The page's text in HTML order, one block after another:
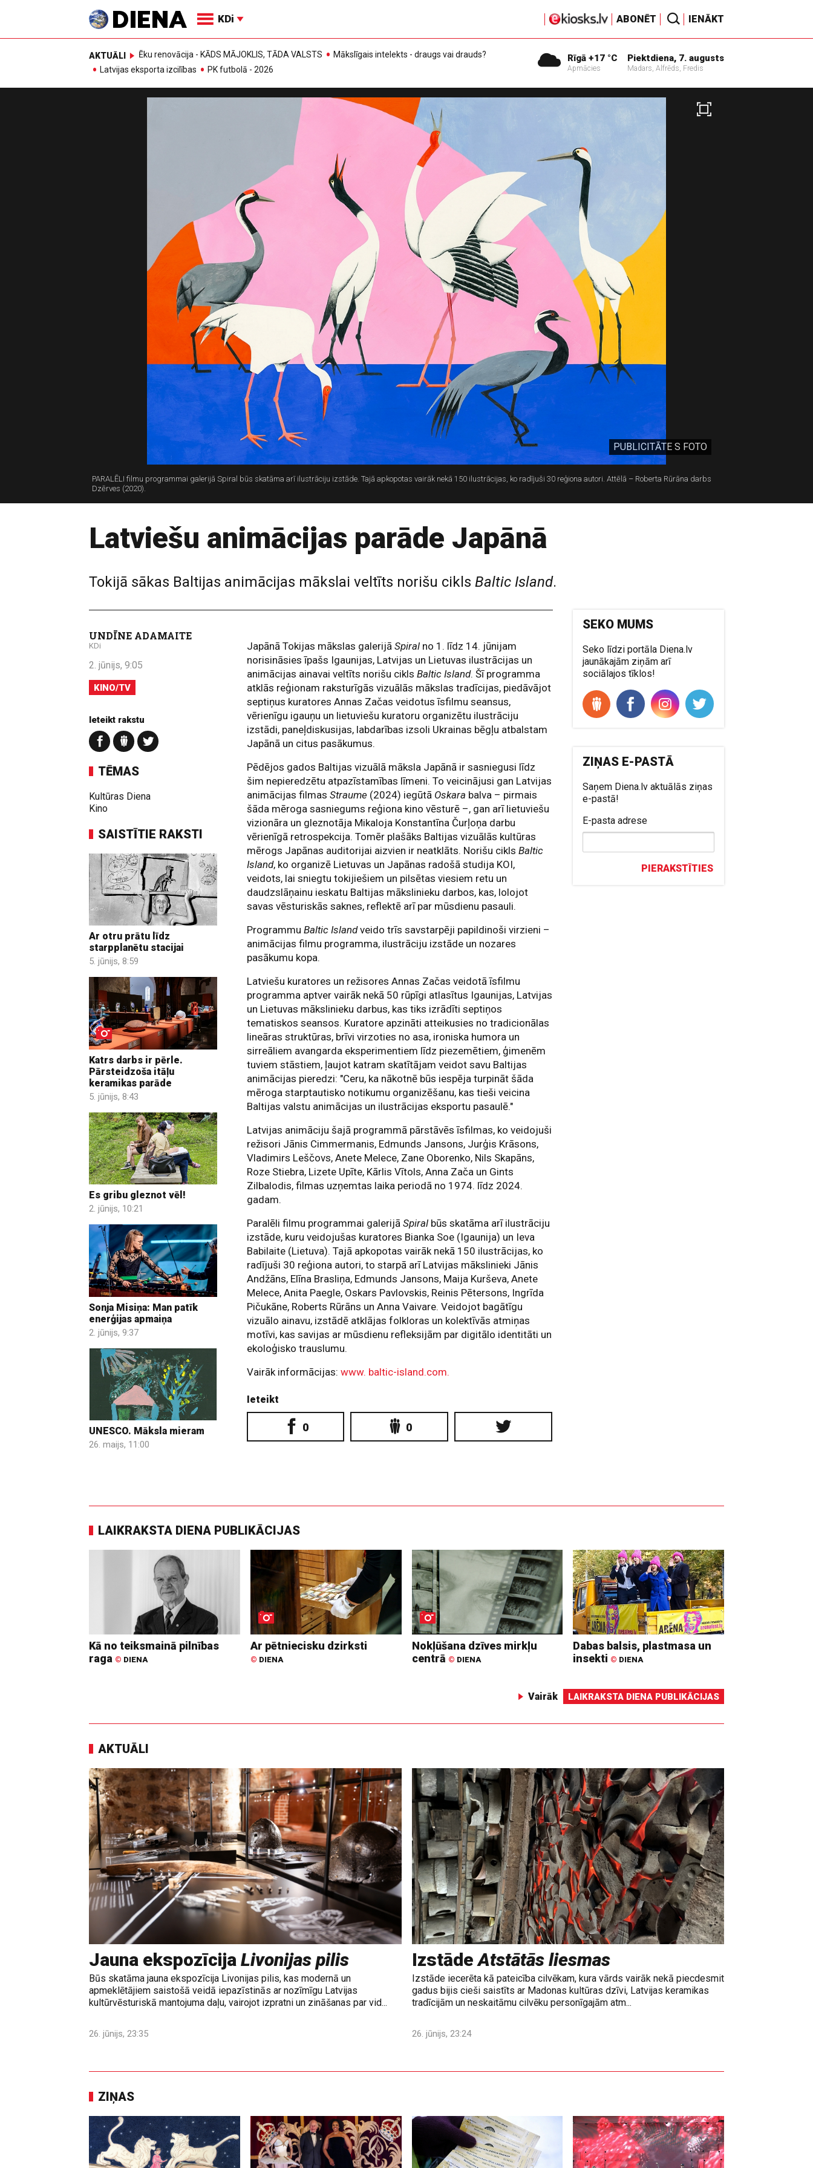
KDi ABONĒT IENĀKT
AKTUĀLI Ēku renovācija - KĀDS MĀJOKLIS, TĀDA VALSTS
Mākslīgais intelekts - draugs vai drauds?
Latvijas eksporta izcilības
PK futbolā - 2026
Rīgā +17 °C
Apmācies
Piektdiena, 7. augusts
Madars, Alfrēds, Fredis
PUBLICITĀTE S FOTO
PARALĒLI filmu programmai galerijā Spiral būs skatāma arī ilustrāciju izstāde. Tajā apkopotas vairāk nekā 150 ilustrācijas, ko radījuši 30 reģiona autori. Attēlā – Roberta Rūrāna darbs
Dzērves (2020).
Latviešu animācijas parāde Japānā
Tokijā sākas Baltijas animācijas mākslai veltīts norišu cikls Baltic Island.
UNDĪNE ADAMAITE
KDi
2. jūnijs, 9:05
KINO/TV
Ieteikt rakstu
TĒMAS
Kultūras Diena
Kino
SAISTĪTIE RAKSTI
Ar otru prātu līdz
starpplanētu stacijai
5. jūnijs, 8:59
Katrs darbs ir pērle.
Pārsteidzoša itāļu
keramikas parāde
5. jūnijs, 8:43
Es gribu gleznot vēl!
2. jūnijs, 10:21
Sonja Misiņa: Man patīk
enerģijas apmaiņa
2. jūnijs, 9:37
UNESCO. Māksla mieram
26. maijs, 11:00
Japānā Tokijas mākslas galerijāSpiral no 1. līdz 14. jūnijam
norisināsies īpašs Igaunijas, Latvijas un Lietuvas ilustrācijas un
animācijas ainavai veltīts norišu ciklsBaltic Island. Šī programma
atklās reģionam raksturīgās vizuālās mākslas tradīcijas, piedāvājot
septiņus kuratores Annas Začas veidotus īsfilmu seansus,
vērienīgu igauņu un lietuviešu kuratoru organizētu ilustrāciju
izstādi, paneļdiskusijas, labdarības izsoli Ukrainas bēgļu atbalstam
Japānā un citus pasākumus.
Pēdējos gados Baltijas vizuālā māksla Japānā ir sasniegusi līdz
šim nepieredzētu atpazīstamības līmeni. To veicinājusi gan Latvijas
animācijas filmasStraume (2024) iegūtā Oskara balva – pirmais
šāda mēroga sasniegums reģiona kino vēsturē –, gan arī lietuviešu
vizionāra un gleznotāja Mikaloja Konstantīna Čurļoņa darbu
vērienīgā retrospekcija. Tomēr plašāks Baltijas vizuālās kultūras
mērogs Japānas auditorijai aizvien ir neatklāts. Norišu ciklsBaltic
Island, ko organizē Lietuvas un Japānas radošā studija KOI,
veidots, lai sniegtu tokijiešiem un pilsētas viesiem retu un
daudzslāņainu ieskatu Baltijas mākslinieku darbos, kas, lolojot
savas vēsturiskās saknes, reflektē arī par mūsdienu pasauli.
ProgrammuBaltic Islandveido trīs savstarpēji papildinoši virzieni –
animācijas filmu programma, ilustrāciju izstāde un nozares
pasākumu kopa.
Latviešu kuratores un režisores Annas Začas veidotā īsfilmu
programma aptver vairāk nekā 50 rūpīgi atlasītus Igaunijas, Latvijas
un Lietuvas mākslinieku darbus, kas tiks izrādīti septiņos
tematiskos seansos. Kuratore apzināti atteikusies no tradicionālas
lineāras struktūras, brīvi virzoties no asa, ironiska humora un
sirreāliem avangarda eksperimentiem līdz piezemētiem, ģimenēm
tuviem stāstiem, ļaujot katram skatītājam veidot savu Baltijas
animācijas pieredzi: "Ceru, ka nākotnē būs iespēja turpināt šāda
mēroga starptautisko notikumu organizēšanu, kas tieši veicina
Baltijas valstu animācijas un ilustrācijas eksportu pasaulē."
Latvijas animāciju šajā programmā pārstāvēs īsfilmas, ko veidojuši
režisori Jānis Cimmermanis, Edmunds Jansons, Jurģis Krāsons,
Vladimirs Leščovs, Anete Melece, Zane Oborenko, Nils Skapāns,
Roze Stiebra, Lizete Upīte, Kārlis Vītols, Anna Zača un Gints
Zilbalodis, filmas uzņemtas laika periodā no 1974. līdz 2024.
gadam.
Paralēli filmu programmai galerijāSpiral būs skatāma arī ilustrāciju
izstāde, kuru veidojušas kuratores Bianka Soe (Igaunija) un Ieva
Babilaite (Lietuva). Tajā apkopotas vairāk nekā 150 ilustrācijas, ko
radījuši 30 reģiona autori, to starpā arī Latvijas mākslinieki Jānis
Andžāns, Elīna Brasliņa, Edmunds Jansons, Maija Kurševa, Anete
Melece, Anita Paegle, Oskars Pavlovskis, Reinis Pētersons, Ingrīda
Pičukāne, Roberts Rūrāns un Anna Vaivare. Veidojot bagātīgu
vizuālo ainavu, izstādē atklājas folkloras un kolektīvās atmiņas
motīvi, kas savijas ar mūsdienu refleksijām par digitālo identitāti un
ekoloģisko trauslumu.
Vairāk informācijas: www. baltic-island.com.
Ieteikt
0 0
SEKO MUMS
Seko līdzi portāla Diena.lv
jaunākajām ziņām arī
sociālajos tīklos!
ZIŅAS E-PASTĀ
Saņem Diena.lv aktuālās ziņas
e-pastā!
E-pasta adrese
PIERAKSTĪTIES
LAIKRAKSTA DIENA PUBLIKĀCIJAS
Kā no teiksmainā pilnības
raga © DIENA
Ar pētniecisku dzirksti
© DIENA
Nokļūšana dzīves mirkļu
centrā © DIENA
Dabas balsis, plastmasa un
insekti © DIENA
Vairāk LAIKRAKSTA DIENA PUBLIKĀCIJAS
AKTUĀLI
Jauna ekspozīcija Livonijas pilis
Būs skatāma jauna ekspozīcija Livonijas pilis, kas modernā un
apmeklētājiem saistošā veidā iepazīstinās ar nozīmīgu Latvijas
kultūrvēsturiskā mantojuma daļu, vairojot izpratni un zināšanas par vid...
26. jūnijs, 23:35
IzstādeAtstātās liesmas
Izstāde iecerēta kā pateicība cilvēkam, kura vārds vairāk nekā piecdesmit
gadus bijis cieši saistīts ar Madonas kultūras dzīvi, Latvijas keramikas
tradīcijām un neskaitāmu cilvēku personīgajām atm...
26. jūnijs, 23:24
ZIŅAS